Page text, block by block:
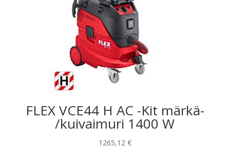
FLEX VCE44 H AC -Kit märkä-
/kuivaimuri 1400 W
1265,12 €